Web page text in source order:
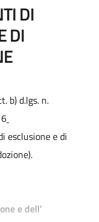
DI
DI
b) d.lgs. n.
esclusione e di
e dell’